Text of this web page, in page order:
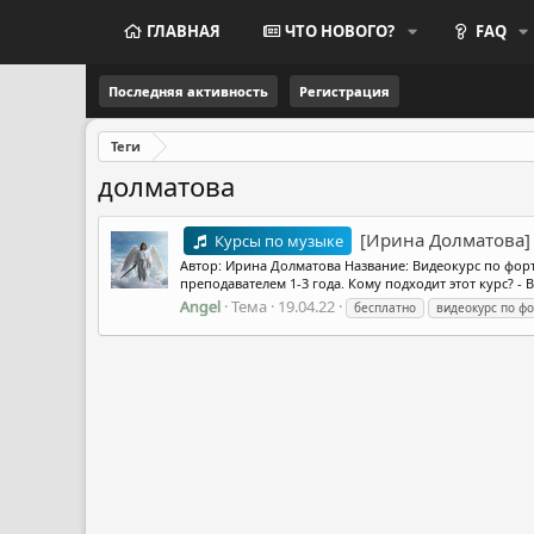
ГЛАВНАЯ ЧТО НОВОГО? FAQ
Последняя активность Регистрация
Теги
долматова
Курсы по музыке [Ирина
Автор: Ирина Долматова Название: Видеокурс по
преподавателем 1-3 года. Кому подходит этот
Angel Тема 19.04.22 бесплатно видеокурс по